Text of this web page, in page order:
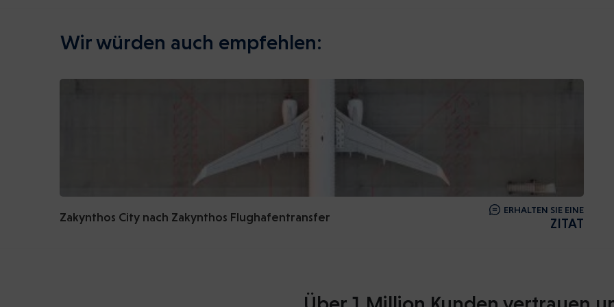
Wir würden auch empfehlen:
Zakynthos City nach Zakynthos Flughafentransfer ERHALTEN SIE EINE
ZITAT